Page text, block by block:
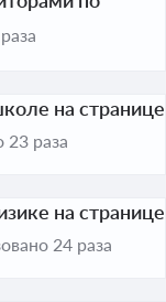
на странице
23 раза
на странице
24 раза